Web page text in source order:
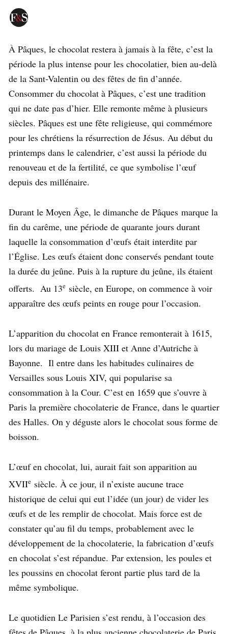
À Pâques, le chocolat restera à jamais à la fête, c’est la
période la plus intense pour les chocolatier, bien au-delà
de la Sant-Valentin ou des fêtes de fin d’année.
Consommer du chocolat à Pâques, c’est une tradition
qui ne date pas d’hier. Elle remonte même à plusieurs
siècles. Pâques est une fête religieuse, qui commémore
pour les chrétiens la résurrection de Jésus. Au début du
printemps dans le calendrier, c’est aussi la période du
renouveau et de la fertilité, ce que symbolise l’œuf
depuis des millénaire.
Durant le Moyen Âge, le dimanche de Pâques marque la
fin du carême, une période de quarante jours durant
laquelle la consommation d’œufs était interdite par
l’Église. Les œufs étaient donc conservés pendant toute
la durée du jeûne. Puis à la rupture du jeûne, ils étaient
offerts. Au 13e siècle, en Europe, on commence à voir
apparaître des œufs peints en rouge pour l’occasion.
L’apparition du chocolat en France remonterait à 1615,
lors du mariage de Louis XIII et Anne d’Autriche à
Bayonne. Il entre dans les habitudes culinaires de
Versailles sous Louis XIV, qui popularise sa
consommation à la Cour. C’est en 1659 que s’ouvre à
Paris la première chocolaterie de France, dans le quartier
des Halles. On y déguste alors le chocolat sous forme de
boisson.
L’œuf en chocolat, lui, aurait fait son apparition au
XVIIe siècle. À ce jour, il n’existe aucune trace
historique de celui qui eut l’idée (un jour) de vider les
œufs et de les remplir de chocolat. Mais force est de
constater qu’au fil du temps, probablement avec le
développement de la chocolaterie, la fabrication d’œufs
en chocolat s’est répandue. Par extension, les poules et
les poussins en chocolat feront partie plus tard de la
même symbolique.
Le quotidien Le Parisien s’est rendu, à l’occasion des